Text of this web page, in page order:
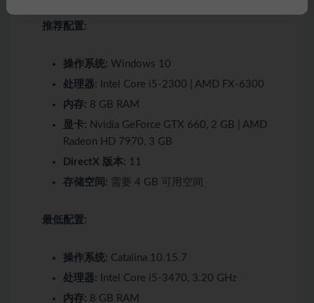
推荐配置:
操作系统: Windows 10
处理器: Intel Core i5-2300 | AMD FX-6300
内存: 8 GB RAM
显卡: Nvidia GeForce GTX 660, 2 GB | AMD
Radeon HD 7970, 3 GB
DirectX 版本: 11
存储空间: 需要 4 GB 可用空间
最低配置:
操作系统: Catalina 10.15.7
处理器: Intel Core i5-3470, 3.20 GHz
内存: 8 GB RAM